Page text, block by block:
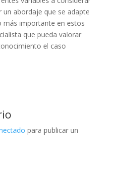
un abordaje que se adapte
más importante en estos
que pueda valorar
el caso
para publicar un